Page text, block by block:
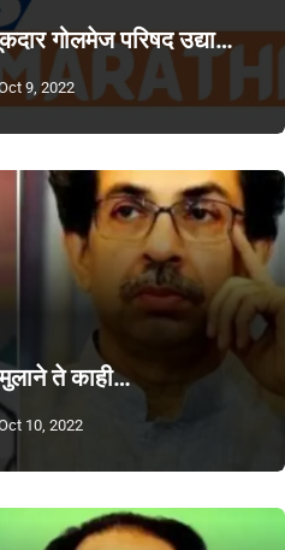
गोलमेज परिषद उद्या…
9, 2022
मुलाने ते काही…
10, 2022